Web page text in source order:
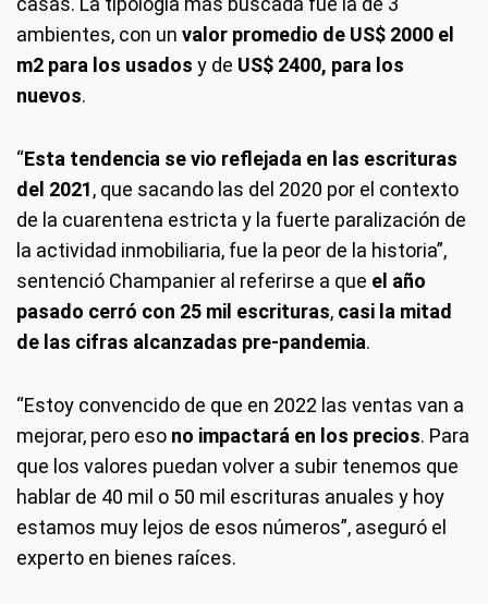
ambientes, con un valor promedio de US$ 2000 el
m2 para los usados y de US$ 2400, para los
nuevos.
“Esta tendencia se vio reflejada en las escrituras
del 2021, que sacando las del 2020 por el contexto
de la cuarentena estricta y la fuerte paralización de
la actividad inmobiliaria, fue la peor de la historia”,
sentenció Champanier al referirse a que el año
pasado cerró con 25 mil escrituras, casi la mitad
de las cifras alcanzadas pre-pandemia.
“Estoy convencido de que en 2022 las ventas van a
mejorar, pero eso no impactará en los precios. Para
que los valores puedan volver a subir tenemos que
hablar de 40 mil o 50 mil escrituras anuales y hoy
estamos muy lejos de esos números”, aseguró el
experto en bienes raíces.